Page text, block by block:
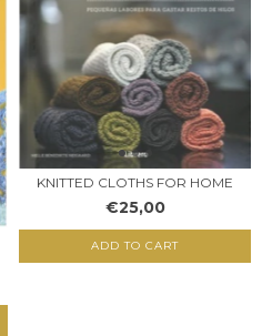
KNITTED CLOTHS FOR HOME
€25,00